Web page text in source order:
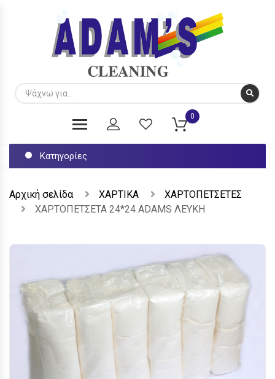
0
Κατηγορίες
Αρχική σελίδα ΧΑΡΤΙΚΑ
ΧΑΡΤΟΠΕΤΣΕΤΕΣ
ΧΑΡΤΟΠΕΤΣΕΤΑ 24*24 ADAMS ΛΕΥΚΗ